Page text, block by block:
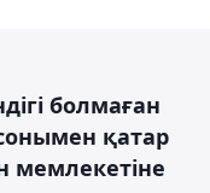
болмаған
қатар
мемлекетіне